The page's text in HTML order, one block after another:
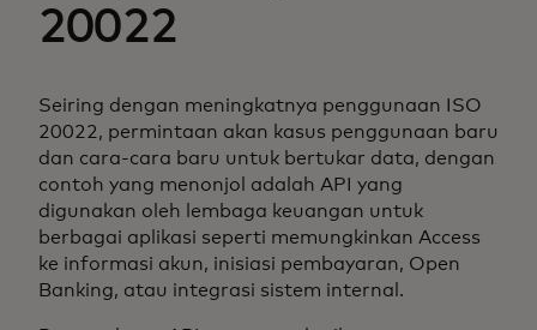
20022
Seiring dengan meningkatnya penggunaan ISO
20022, permintaan akan kasus penggunaan baru
dan cara-cara baru untuk bertukar data, dengan
contoh yang menonjol adalah API yang
digunakan oleh lembaga keuangan untuk
berbagai aplikasi seperti memungkinkan Access
ke informasi akun, inisiasi pembayaran, Open
Banking, atau integrasi sistem internal.